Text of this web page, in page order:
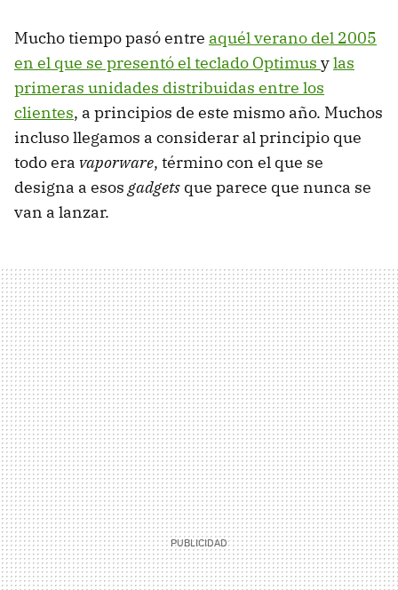
Mucho tiempo pasó entre aquél verano del 2005
en el que se presentó el teclado Optimus ylas
primeras unidades distribuidas entre los
clientes, a principios de este mismo año. Muchos
incluso llegamos a considerar al principio que
todo era vaporware, término con el que se
designa a esos gadgets que parece que nunca se
van a lanzar.